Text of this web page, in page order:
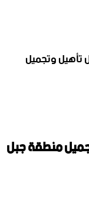
تأهيل وتجميل
منطقة جبل